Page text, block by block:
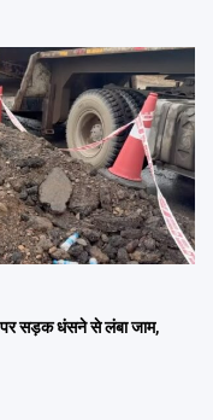
पर सड़क धंसने से लंबा जाम,